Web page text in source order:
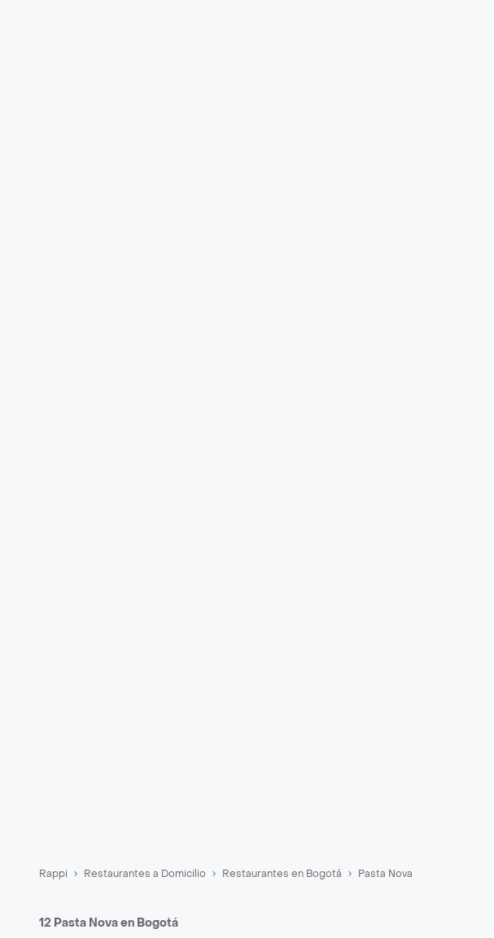
Rappi Restaurantes a Domicilio Restaurantes en Bogotá Pasta Nova
12 Pasta Nova en Bogotá